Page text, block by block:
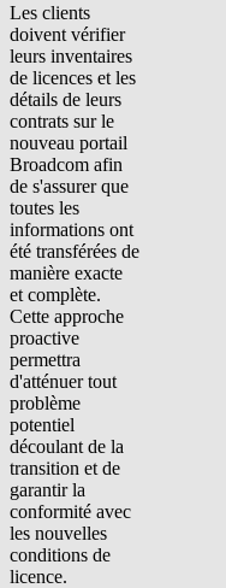
Les clients
doivent vérifier
leurs inventaires
de licences et les
détails de leurs
contrats sur le
nouveau portail
Broadcom afin
de s'assurer que
toutes les
informations ont
été transférées de
manière exacte
et complète.
Cette approche
proactive
permettra
d'atténuer tout
problème
potentiel
découlant de la
transition et de
garantir la
conformité avec
les nouvelles
conditions de
licence.